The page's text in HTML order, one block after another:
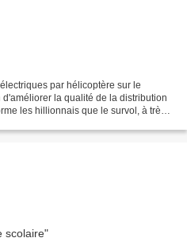
par hélicoptère sur le
la qualité de la distribution
les hillionnais que le survol, à très